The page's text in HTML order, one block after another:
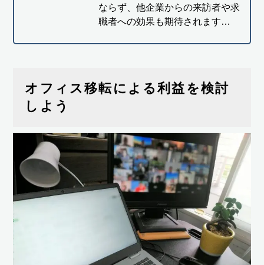
ならず、他企業からの来訪者や求
職者への効果も期待されます…
オフィス移転による利益を検討
しよう